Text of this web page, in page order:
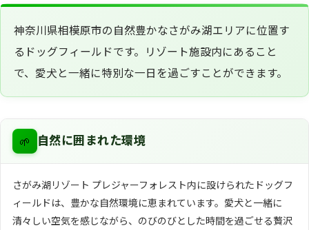
神奈川県相模原市の自然豊かなさがみ湖エリアに位置す
るドッグフィールドです。リゾート施設内にあること
で、愛犬と一緒に特別な一日を過ごすことができます。
🌱 自然に囲まれた環境
さがみ湖リゾート プレジャーフォレスト内に設けられたドッグフ
ィールドは、豊かな自然環境に恵まれています。愛犬と一緒に
清々しい空気を感じながら、のびのびとした時間を過ごせる贅沢